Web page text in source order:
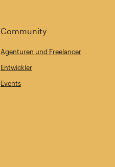
Community
Agenturen und Freelancer
Entwickler
Events